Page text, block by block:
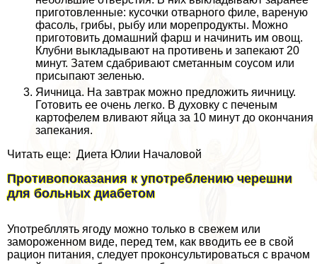
приготовленные: кусочки отварного филе, вареную
фасоль, грибы, рыбу или морепродукты. Можно
приготовить домашний фарш и начинить им овощ.
Клубни выкладывают на противень и запекают 20
минут. Затем сдабривают сметанным соусом или
присыпают зеленью.
Яичница. На завтpaк можно предложить яичницу.
Готовить ее очень легко. В духовку с печеным
картофелем вливают яйца за 10 минут до окончания
запекания.
Читать еще: Диета Юлии Началовой
Противопоказания к употрeблению черешни
для больных диабетом
Употрeбллять ягоду можно только в свежем или
замороженном виде, перед тем, как вводить ее в свой
рацион питания, следует проконсультироваться с врачом